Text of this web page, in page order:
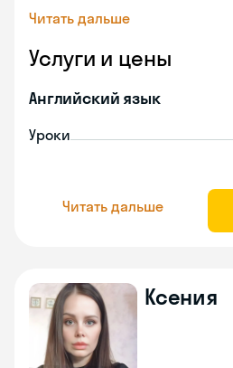
Читать дальше
Услуги и цены
Английский язык
Уроки
Читать дальше
Ксения